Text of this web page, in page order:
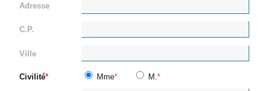
Adresse
C.P.
Ville
Civilité Mme M.